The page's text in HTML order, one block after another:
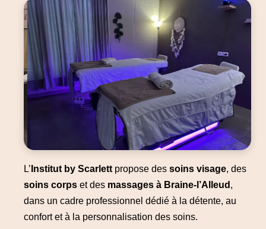
L’ Institut by Scarlett propose des soins visage, des
soins corps et des massages à Braine-l’Alleud ,
dans un cadre professionnel dédié à la détente, au
confort et à la personnalisation des soins.